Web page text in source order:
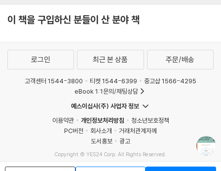
--- p.204
이 책을 구입하신 분들이 산 분야 책
로그인 최근 본 상품 주문/배송
고객센터 1544-3800 티켓 1544-6399
중고샵 1566-4295
eBook 1:1문의/채팅상담
예스이십사(주) 사업자 정보
이용약관
개인정보처리방침
청소년보호정책
PC버전
회사소개
거래처관계자께
도서홍보
광고
Copyright © YES24 Corp. All Rights Reserved.